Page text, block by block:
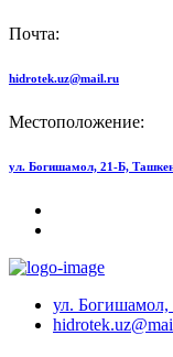
Почта:
hidrotek.uz@mail.ru
Местоположение:
ул. Богишамол, 21-Б,
ул. Богишамол,